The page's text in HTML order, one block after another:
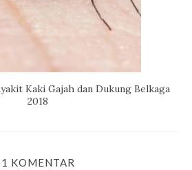
Kaki Gajah dan Dukung Belkaga
2018
1 KOMENTAR